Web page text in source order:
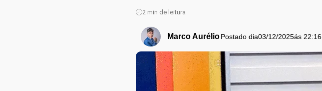
2 min de leitura
Marco Aurélio Postado dia03/12/2025ás 22:16